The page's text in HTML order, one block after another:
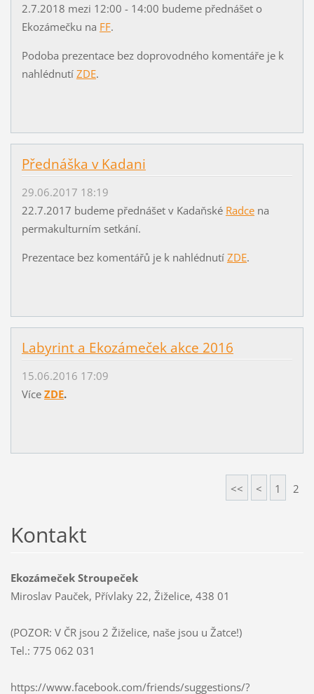
2.7.2018 mezi 12:00 - 14:00 budeme přednášet o
Ekozámečku na FF.
Podoba prezentace bez doprovodného komentáře je k
nahlédnutí ZDE.
Přednáška v Kadani
29.06.2017 18:19
22.7.2017 budeme přednášet v Kadaňské Radcena
permakulturním setkání.
Prezentace bez komentářů je k nahlédnutí ZDE.
Labyrint a Ekozámeček akce 2016
15.06.2016 17:09
Více ZDE.
<< < 1 2
Kontakt
Ekozámeček Stroupeček
Miroslav Pauček, Přívlaky 22, Žiželice, 438 01
(POZOR: V ČR jsou 2 Žiželice, naše jsou u Žatce!)
Tel.: 775 062 031
https://www.facebook.com/friends/suggestions/?